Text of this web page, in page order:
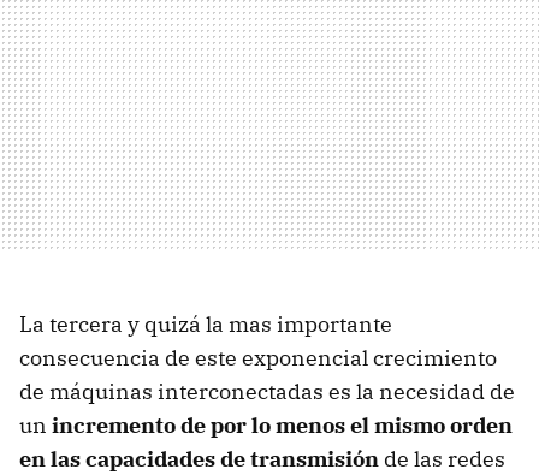
La tercera y quizá la mas importante
consecuencia de este exponencial crecimiento
de máquinas interconectadas es la necesidad de
un incremento de por lo menos el mismo orden
en las capacidades de transmisión de las redes